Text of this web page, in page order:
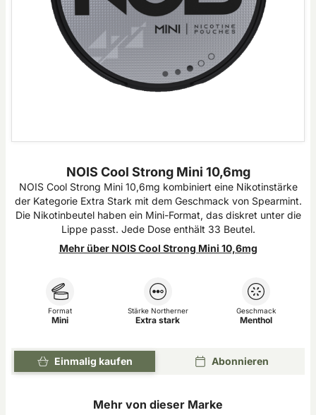
NOIS Cool Strong Mini 10,6mg
NOIS Cool Strong Mini 10,6mg kombiniert eine Nikotinstärke
der Kategorie Extra Stark mit dem Geschmack von Spearmint.
Die Nikotinbeutel haben ein Mini-Format, das diskret unter die
Lippe passt. Jede Dose enthält 33 Beutel.
Mehr über NOIS Cool Strong Mini 10,6mg
Einmalig kaufen Abonnieren
Format
Mini
Stärke Northerner
Extra stark
Geschmack
Menthol
Mehr von dieser Marke